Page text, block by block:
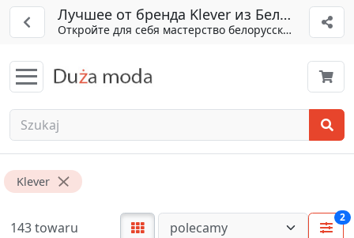
Лучшее от бренда Klever из Беларуси
Откройте для себя мастерство белорусского пошива
Klever
143 towaru
2